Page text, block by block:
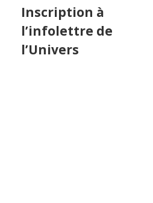
Inscription à
l’infolettre de
l’Univers